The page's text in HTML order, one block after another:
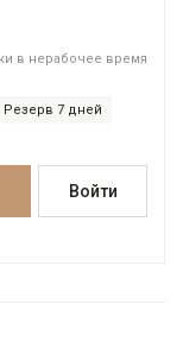
в нерабочее время
Резерв 7 дней
Войти